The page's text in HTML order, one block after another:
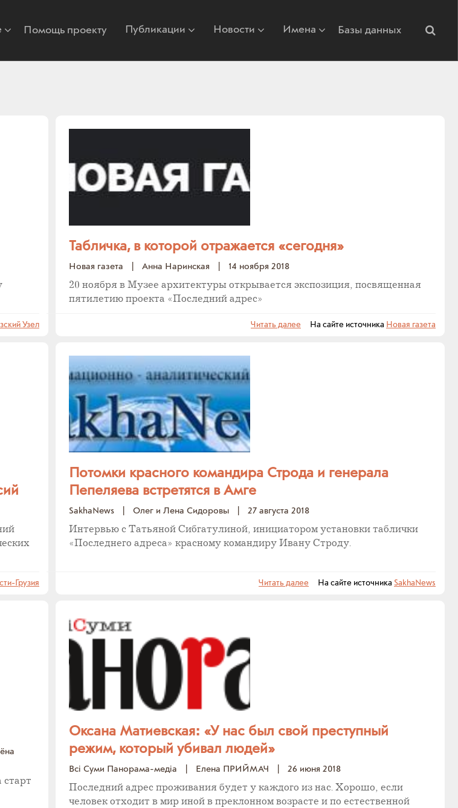
Помощь проекту Публикации Новости Имена Базы данных
Узел
Табличка, в которой отражается «сегодня»
Новая газета Анна Наринская
14 ноября 2018
20 ноября в Музее архитектуры открывается экспозиция, посвященная
пятилетию проекта «Последний адрес»
Читать далее На сайте источника Новая газета
Грузия
Потомки красного командира Строда и генерала
Пепеляева встретятся в Амге
SakhaNews Олег и Лена Сидоровы
27 августа 2018
Интервью с Татьяной Сибгатулиной, инициатором установки таблички
«Последнего адреса» красному командиру Ивану Строду.
Читать далее На сайте источника SakhaNews
Оксана Матиевская: «У нас был свой преступный
режим, который убивал людей»
Всі Суми Панорама-медіа Елена ПРИЙМАЧ
26 июня 2018
Последний адрес проживания будет у каждого из нас. Хорошо, если
человек отходит в мир иной в преклонном возрасте и по естественной